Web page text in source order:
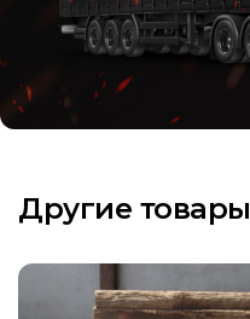
Другие товары